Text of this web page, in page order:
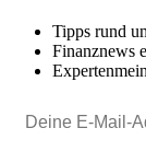
Tipps rund
Finanznews